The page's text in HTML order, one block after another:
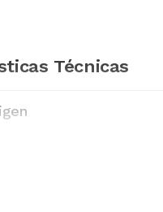
Técnicas